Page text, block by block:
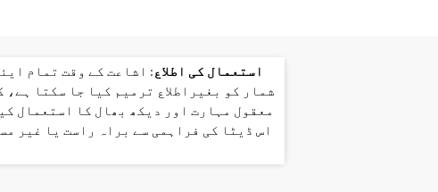
استعمال کی اطلاع: اشاعت کے وقت تمام
شمار کو بغیراطلاع ترمیم کیا جا سکتا ہے،
معقول مہارت اور دیکھ بھال کا استعمال
اس ڈیٹا کی فراہمی سے براہ راست یا غیر